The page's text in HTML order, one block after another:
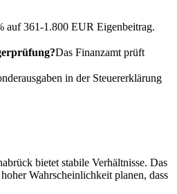
auf 361-1.800 EUR Eigenbeitrag.
Das Finanzamt prüft
in der Steuererklärung
bietet stabile Verhältnisse. Das
Wahrscheinlichkeit planen, dass